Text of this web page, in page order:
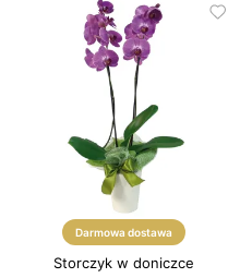
Darmowa dostawa
Storczyk w doniczce